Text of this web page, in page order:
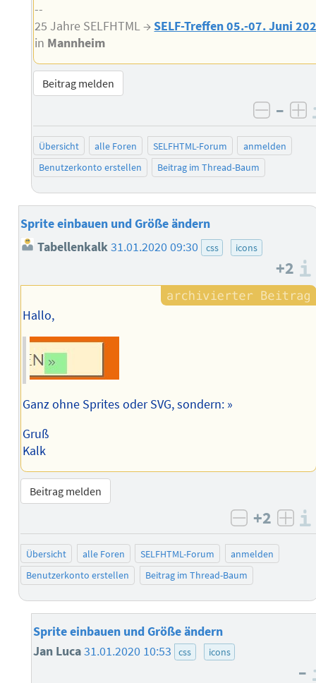
--
25 Jahre SELFHTML →SELF-Treffen 05.-07. Juni
in Mannheim
Beitrag melden
–
Übersicht alle Foren SELFHTML-Forum
anmelden
Benutzerkonto erstellen
Beitrag im Thread-Baum
Sprite einbauen und Größe ändern
Tabellenkalk31.01.2020 09:30 css icons
+2
Hallo,
Ganz ohne Sprites oder SVG, sondern: »
Gruß
Kalk
Beitrag melden
negativ
+2
Übersicht alle Foren SELFHTML-Forum
anmelden
Benutzerkonto erstellen
Beitrag im Thread-Baum
Sprite einbauen und Größe ändern
Jan Luca31.01.2020 10:53 css icons
–